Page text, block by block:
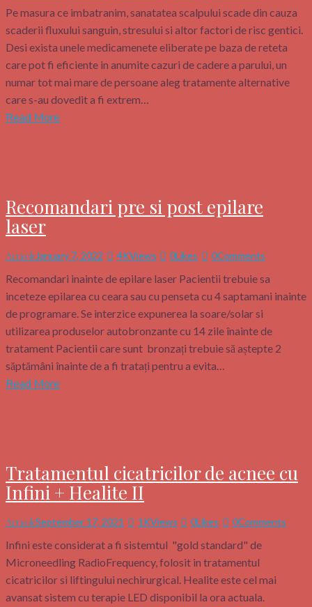
Pe masura ce imbatranim, sanatatea scalpului scade din cauza
scaderii fluxului sanguin, stresului si altor factori de risc gentici.
Desi exista unele medicamenete eliberate pe baza de reteta
care pot fi eficiente in anumite cazuri de cadere a parului, un
numar tot mai mare de persoane aleg tratamente alternative
care s-au dovedit a fi extrem…
Read More
Recomandari pre si post epilare
laser
ArticoleJanuary 7, 2022 4KViews 0Likes 0Comments
Recomandari inainte de epilare laser Pacientii trebuie sa
inceteze epilarea cu ceara sau cu penseta cu 4 saptamani inainte
de programare. Se interzice expunerea la soare/solar si
utilizarea produselor autobronzante cu 14 zile înainte de
tratament Pacientii care sunt bronzați trebuie să aștepte 2
săptămâni înainte de a fi tratați pentru a evita…
Read More
Tratamentul cicatricilor de acnee cu
Infini + Healite II
ArticoleSeptember 17, 2021 1KViews 0Likes 0Comments
Infini este considerat a fi sistemtul "gold standard" de
Microneedling RadioFrequency, folosit in tratamentul
cicatricilor si liftingului nechirurgical. Healite este cel mai
avansat sistem cu terapie LED disponibil la ora actuala.